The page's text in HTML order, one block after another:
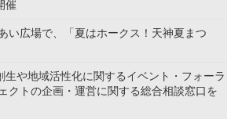
催
い広場で、「夏はホークス！天神夏まつ
生や地域活性化に関するイベント・フォーラ
クトの企画・運営に関する総合相談窓口を